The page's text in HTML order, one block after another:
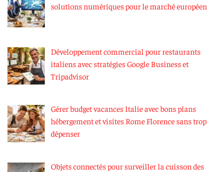
solutions numériques pour le marché européen
Développement commercial pour restaurants
italiens avec stratégies Google Business et
Tripadvisor
Gérer budget vacances Italie avec bons plans
hébergement et visites Rome Florence sans trop
dépenser
Objets connectés pour surveiller la cuisson des